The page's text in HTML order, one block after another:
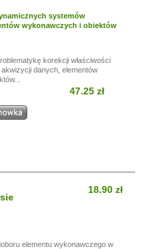
systemów
wykonawczych i obiektów
korekcji właściwości
danych, elementów
47.25 zł
18.90 zł
elementu wykonawczego w